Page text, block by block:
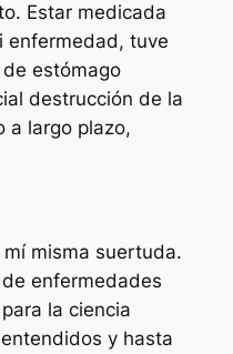
Estar medicada
enfermedad, tuve
estómago
destrucción de la
a largo plazo,
misma suertuda.
enfermedades
la ciencia
y hasta